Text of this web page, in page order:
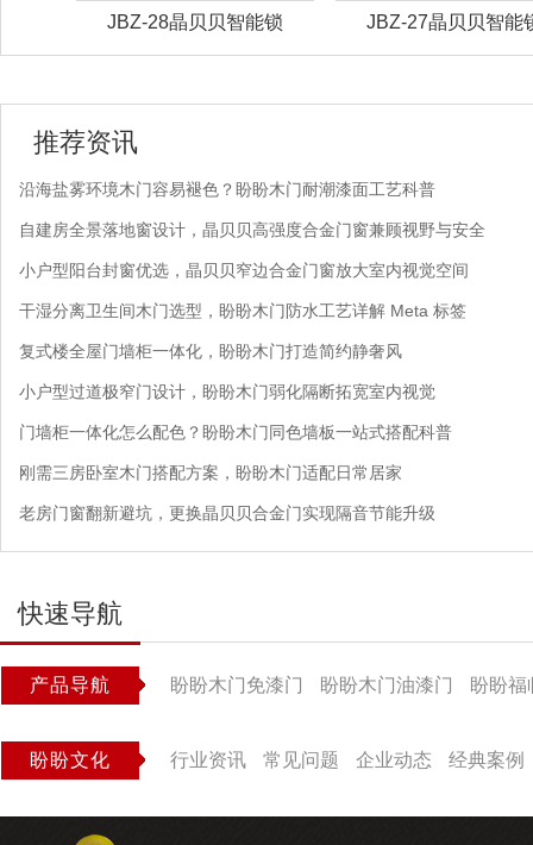
JBZ-28晶贝贝智能锁 JBZ-27晶贝贝智能
推荐资讯
沿海盐雾环境木门容易褪色？盼盼木门耐潮漆面工艺科普
自建房全景落地窗设计，晶贝贝高强度合金门窗兼顾视野与安全
小户型阳台封窗优选，晶贝贝窄边合金门窗放大室内视觉空间
干湿分离卫生间木门选型，盼盼木门防水工艺详解 Meta 标签
复式楼全屋门墙柜一体化，盼盼木门打造简约静奢风
小户型过道极窄门设计，盼盼木门弱化隔断拓宽室内视觉
门墙柜一体化怎么配色？盼盼木门同色墙板一站式搭配科普
刚需三房卧室木门搭配方案，盼盼木门适配日常居家
老房门窗翻新避坑，更换晶贝贝合金门实现隔音节能升级
快速导航
产品导航 盼盼木门免漆门 盼盼木门油漆门 盼盼福
盼盼文化 行业资讯 常见问题 企业动态 经典案例